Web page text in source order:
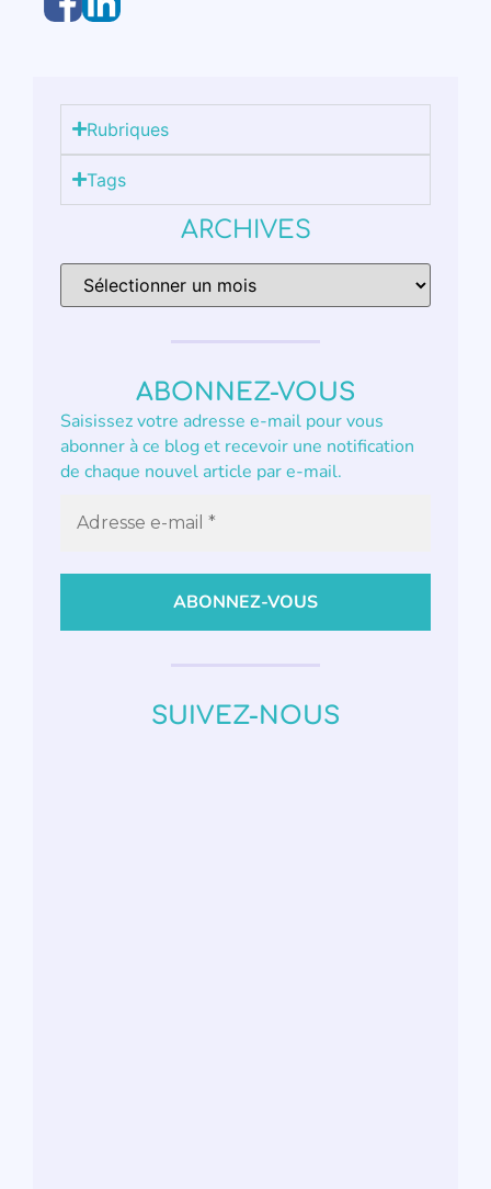
Rubriques
Tags
ARCHIVES
ABONNEZ-VOUS
Saisissez votre adresse e-mail pour vous
abonner à ce blog et recevoir une notification
de chaque nouvel article par e-mail.
SUIVEZ-NOUS